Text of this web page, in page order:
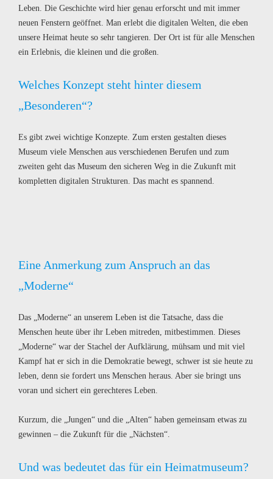
Leben. Die Geschichte wird hier genau erforscht und mit immer
neuen Fenstern geöffnet. Man erlebt die digitalen Welten, die eben
unsere Heimat heute so sehr tangieren. Der Ort ist für alle Menschen
ein Erlebnis, die kleinen und die großen.
Welches Konzept steht hinter diesem
„Besonderen“?
Es gibt zwei wichtige Konzepte. Zum ersten gestalten dieses
Museum viele Menschen aus verschiedenen Berufen und zum
zweiten geht das Museum den sicheren Weg in die Zukunft mit
kompletten digitalen Strukturen. Das macht es spannend.
Eine Anmerkung zum Anspruch an das
„Moderne“
Das „Moderne“ an unserem Leben ist die Tatsache, dass die
Menschen heute über ihr Leben mitreden, mitbestimmen. Dieses
„Moderne“ war der Stachel der Aufklärung, mühsam und mit viel
Kampf hat er sich in die Demokratie bewegt, schwer ist sie heute zu
leben, denn sie fordert uns Menschen heraus. Aber sie bringt uns
voran und sichert ein gerechteres Leben.
Kurzum, die „Jungen“ und die „Alten“ haben gemeinsam etwas zu
gewinnen – die Zukunft für die „Nächsten“.
Und was bedeutet das für ein Heimatmuseum?